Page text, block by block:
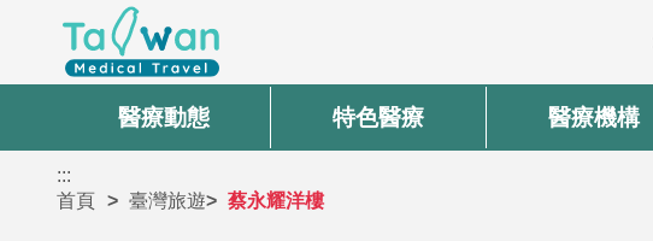
醫療動態 特色醫療 醫療機構
:::
首頁
臺灣旅遊 蔡永耀洋樓